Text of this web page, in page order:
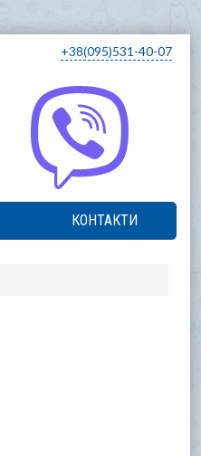
+38(095)531-40-07
КОНТАКТИ